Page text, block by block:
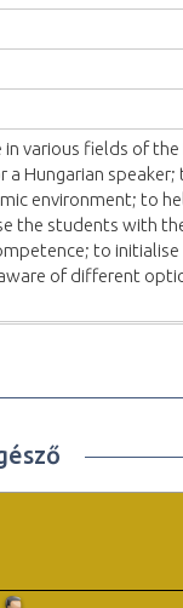
various fields of
Hungarian
environment; to
the students with
to
of different